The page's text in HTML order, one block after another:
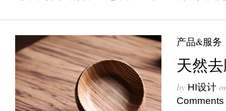
产品&服务
天然
by HI设计
Comments